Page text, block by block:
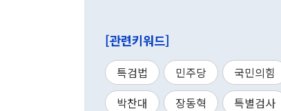
[관련키워드]
특검법 민주당 국민의힘
박찬대
장동혁 특별검사